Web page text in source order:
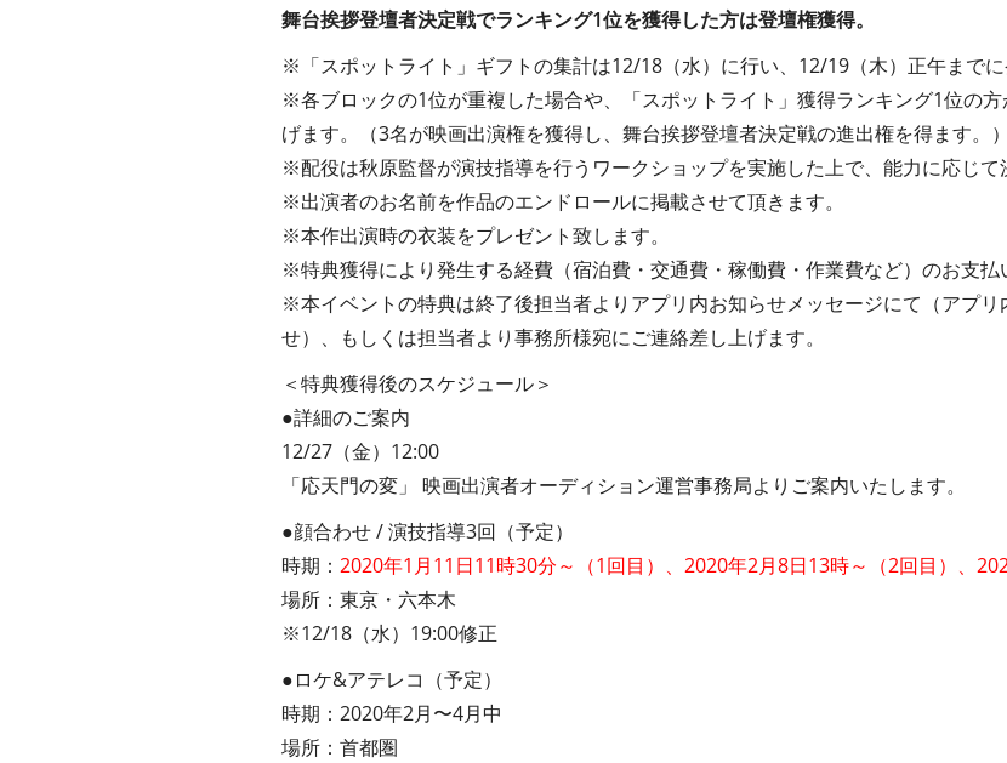
舞台挨拶登壇者決定戦でランキング1位を獲得した方は登壇権獲得。
※「スポットライト」ギフトの集計は12/18（水）に行い、12/19（木）正午までに
※各ブロックの1位が重複した場合や、「スポットライト」獲得ランキング1位の
げます。（3名が映画出演権を獲得し、舞台挨拶登壇者決定戦の進出権を得ます。）
※配役は秋原監督が演技指導を行うワークショップを実施した上で、能力に応じて
※出演者のお名前を作品のエンドロールに掲載させて頂きます。
※本作出演時の衣装をプレゼント致します。
※特典獲得により発生する経費（宿泊費・交通費・稼働費・作業費など）のお支払
※本イベントの特典は終了後担当者よりアプリ内お知らせメッセージにて（アプ
せ）、もしくは担当者より事務所様宛にご連絡差し上げます。
＜特典獲得後のスケジュール＞
●詳細のご案内
12/27（金）12:00
「応天門の変」 映画出演者オーディション運営事務局よりご案内いたします。
●顔合わせ / 演技指導3回（予定）
時期： 2020年1月11日11時30分～（1回目）、2020年2月8日13時～（2回目）、
場所：東京・六本木
※12/18（水）19:00修正
●ロケ&アテレコ（予定）
時期：2020年2月〜4月中
場所：首都圏